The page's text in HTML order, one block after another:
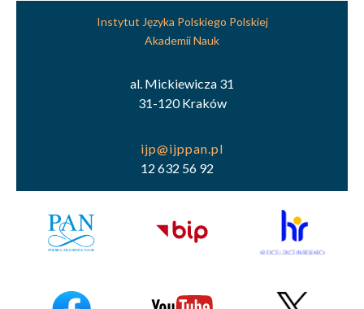
Instytut Języka Polskiego Polskiej
Akademii Nauk
al. Mickiewicza 31
31-120 Kraków
12 632 56 92